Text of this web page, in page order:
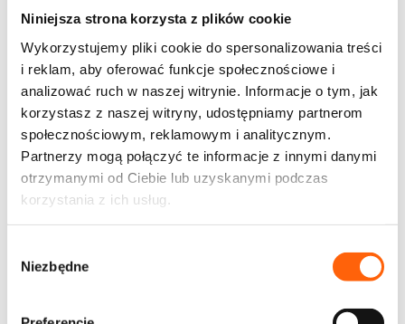
Niniejsza strona korzysta z plików cookie
Wykorzystujemy pliki cookie do spersonalizowania treści
i reklam, aby oferować funkcje społecznościowe i
analizować ruch w naszej witrynie. Informacje o tym, jak
korzystasz z naszej witryny, udostępniamy partnerom
społecznościowym, reklamowym i analitycznym.
Partnerzy mogą połączyć te informacje z innymi danymi
otrzymanymi od Ciebie lub uzyskanymi podczas
korzystania z ich usług.
zgody
Niezbędne
Domyślne sortowanie
Wyświetlanie jednego wyniku